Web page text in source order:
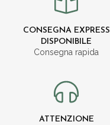
CONSEGNA EXPRESS
DISPONIBILE
Consegna rapida
ATTENZIONE